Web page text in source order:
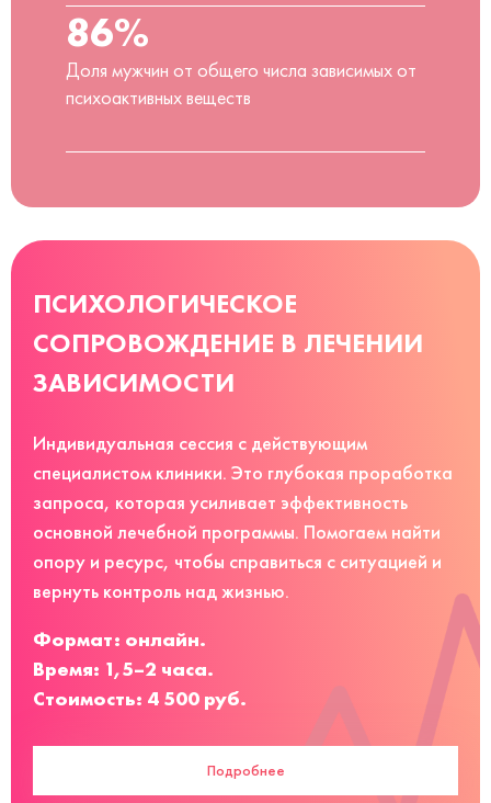
86%
Доля мужчин от общего числа зависимых от
психоактивных веществ
ПСИХОЛОГИЧЕСКОЕ
СОПРОВОЖДЕНИЕ В ЛЕЧЕНИИ
ЗАВИСИМОСТИ
Индивидуальная сессия с действующим
специалистом клиники. Это глубокая проработка
запроса, которая усиливает эффективность
основной лечебной программы. Помогаем найти
опору и ресурс, чтобы справиться с ситуацией и
вернуть контроль над жизнью.
Формат: онлайн.
Время: 1,5–2 часа.
Стоимость: 4 500 руб.
Подробнее